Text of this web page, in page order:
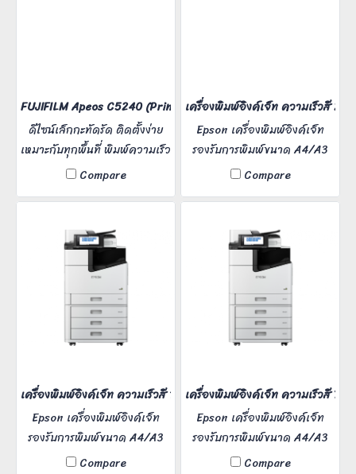
FUJIFILM Apeos C5240 (Print Copy Scan Fax) พิมพ์ความเร็วสี
ดีไซน์เล็กกะทัดรัด ติดตั้งง่าย
เหมาะกับทุกพื้นที่ พิมพ์ความเร็ว
สูง 52 หน้าต่อนาที เหมาะ
คลินิก และสำนักงานร้านค้า
Compare
เครื่องพิมพ์อิงค์เจ็ท ความเร็วสี 24
Epson เครื่องพิมพ์อิงค์เจ็ท
รองรับการพิมพ์ขนาด A4/A3
ความละเอียดงานพิมพ์
สะดวกง่ายดาย บำรุงรักษาน้อย
และประสิทธิภาพในการพิมพ์สูง
ท่านใดสนใจเช่าติดต่อเราเข้ามา
ได้เลยค่ะ
Compare
เครื่องพิมพ์อิงค์เจ็ท ความเร็วสี 100 หน้า/นาที
Epson เครื่องพิมพ์อิงค์เจ็ท
รองรับการพิมพ์ขนาด A4/A3
ความละเอียดงานพิมพ์
Compare
เครื่องพิมพ์อิงค์เจ็ท ความเร็วสี 75
Epson เครื่องพิมพ์อิงค์เจ็ท
รองรับการพิมพ์ขนาด A4/A3
ความละเอียดงานพิมพ์
Compare